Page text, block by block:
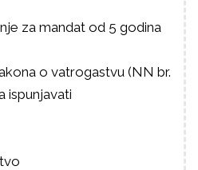
za mandat od 5 godina
o vatrogastvu (NN br.
ispunjavati